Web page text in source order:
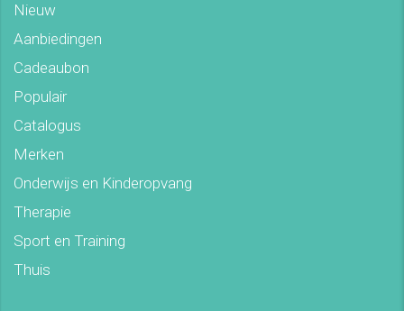
Nieuw
Aanbiedingen
Cadeaubon
Populair
Catalogus
Merken
Onderwijs en Kinderopvang
Therapie
Sport en Training
Thuis